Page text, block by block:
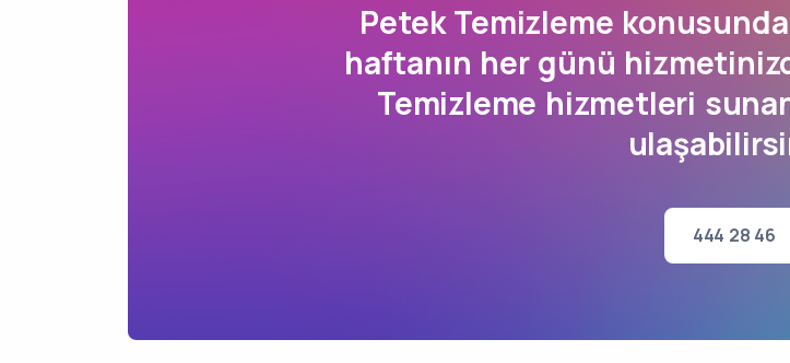
Petek Temizleme konusunda
haftanın her günü
Temizleme hizmetleri
444 28 46